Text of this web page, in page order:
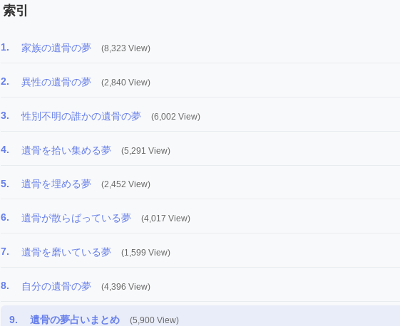
索引
1. 家族の遺骨の夢 (8,323 View)
2. 異性の遺骨の夢 (2,840 View)
3. 性別不明の誰かの遺骨の夢 (6,002 View)
4. 遺骨を拾い集める夢 (5,291 View)
5. 遺骨を埋める夢 (2,452 View)
6. 遺骨が散らばっている夢 (4,017 View)
7. 遺骨を磨いている夢 (1,599 View)
8. 自分の遺骨の夢 (4,396 View)
9. 遺骨の夢占いまとめ (5,900 View)